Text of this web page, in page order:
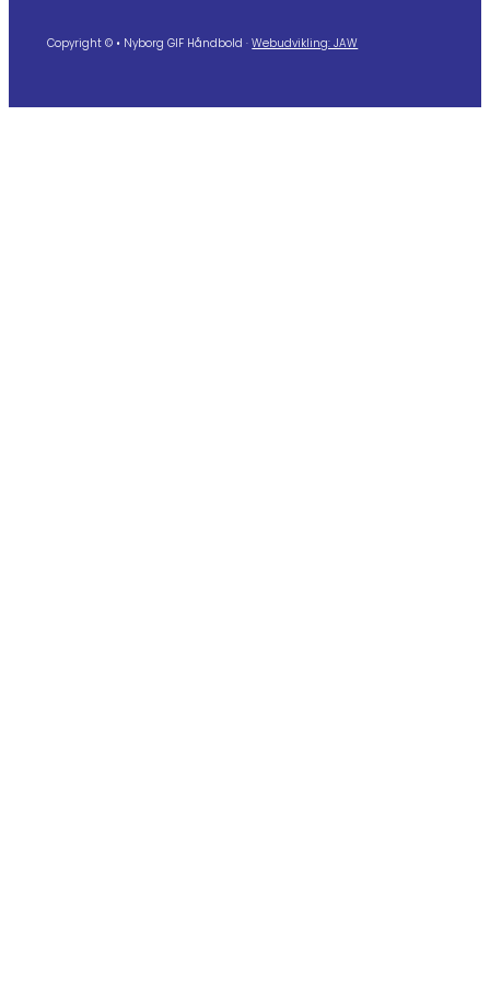
Copyright © • Nyborg GIF Håndbold ·Webudvikling: JAW